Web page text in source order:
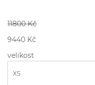
11800 Kč
9440 Kč
velikost